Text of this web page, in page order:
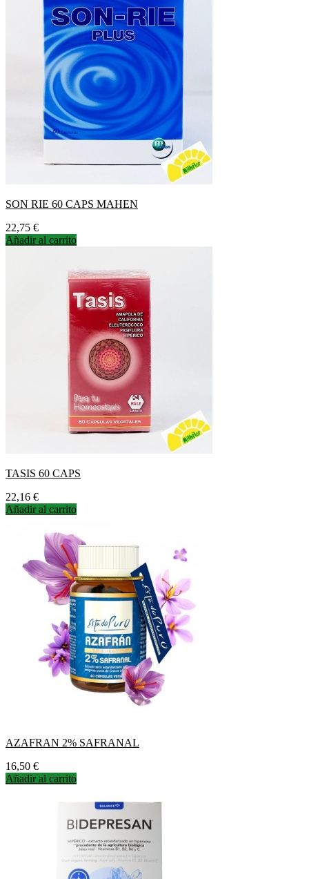
SON RIE 60 CAPS MAHEN
Precio
22,75 €
Añadir al carrito
TASIS 60 CAPS
Precio
22,16 €
Añadir al carrito
AZAFRAN 2% SAFRANAL
Precio
16,50 €
Añadir al carrito